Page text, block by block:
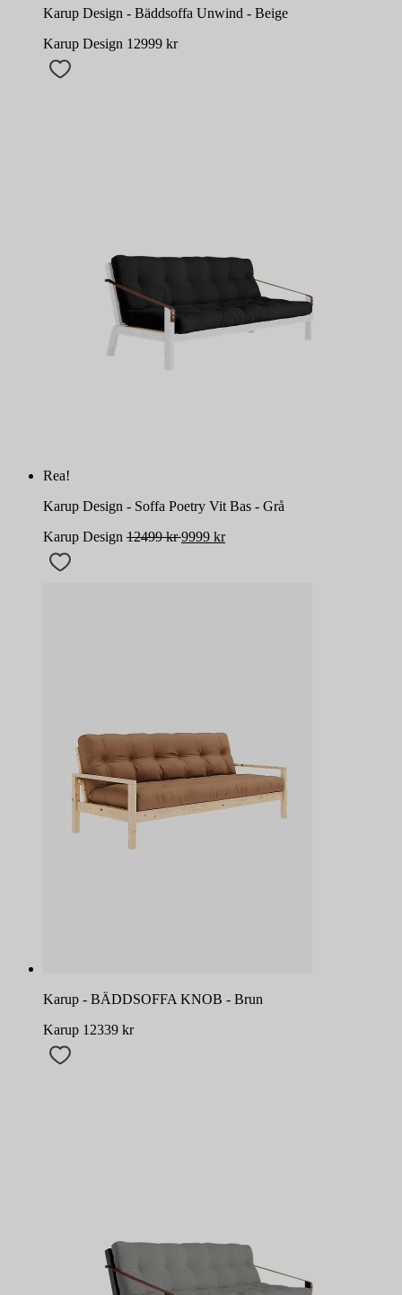
Karup Design - Bäddsoffa Unwind - Beige
Karup Design 12999 kr
Rea!
Karup Design - Soffa Poetry Vit Bas - Grå
Karup Design 12499kr 9999 kr
Karup - BÄDDSOFFA KNOB - Brun
Karup 12339 kr